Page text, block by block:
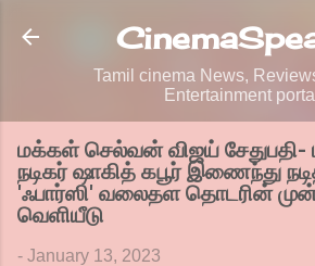
Skip to main content
Tamil cinema News,
Entertainment
மக்கள் செல்வன் விஜய் சேதுபதி-
நடிகர் ஷாகித் கபூர் இணைந்து
'ஃபார்ஸி' வலைதள தொடரின்
வெளியீடு
- January 13, 2023